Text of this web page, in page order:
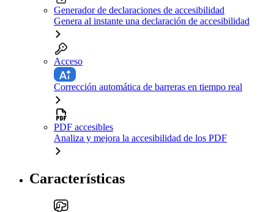
Generador de declaraciones de accesibilidad
Genera al instante una declaración de accesibilidad
Acceso
Corrección automática de barreras en tiempo real
PDF accesibles
Analiza y mejora la accesibilidad de los PDF
Características